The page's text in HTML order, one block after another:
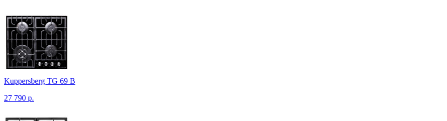
Kuppersberg TG 69 B
27 790 р.